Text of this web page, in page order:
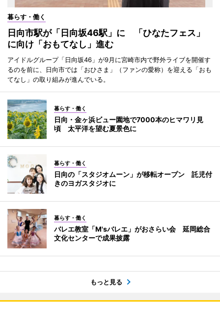
暮らす・働く
日向市駅が「日向坂46駅」に 「ひなたフェス」
に向け「おもてなし」進む
アイドルグループ「日向坂46」が9月に宮崎市内で野外ライブを開催す
るのを前に、日向市では「おひさま」（ファンの愛称）を迎える「おも
てなし」の取り組みが進んでいる。
暮らす・働く
日向・金ヶ浜ビュー園地で7000本のヒマワリ見
頃 太平洋を望む夏景色に
暮らす・働く
日向の「スタジオムーン」が移転オープン 託児付
きのヨガスタジオに
暮らす・働く
バレエ教室「M'sバレエ」がおさらい会 延岡総合
文化センターで成果披露
もっと見る